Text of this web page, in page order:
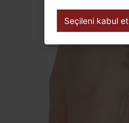
Seçileni kabul et